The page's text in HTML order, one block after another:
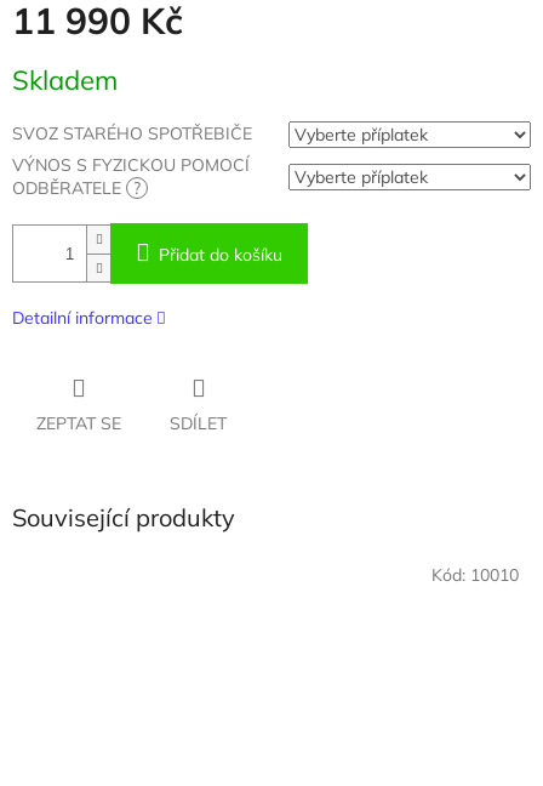
11 990 Kč
cena:
Skladem
SVOZ STARÉHO SPOTŘEBIČE
VÝNOS S FYZICKOU POMOCÍ
ODBĚRATELE
?
Přidat do košíku
Detailní informace
ZEPTAT SE SDÍLET
Související produkty
Kód: 10010